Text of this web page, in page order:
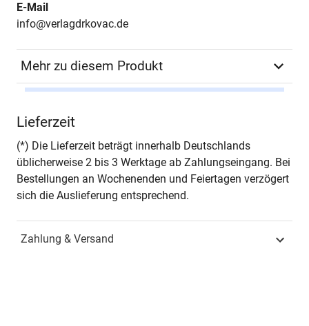
E-Mail
info@verlagdrkovac.de
Mehr zu diesem Produkt
Seiten 430
Jahr Hamburg 2013
Schriftenreihe
Lieferzeit
(*) Die Lieferzeit beträgt innerhalb Deutschlands
üblicherweise 2 bis 3 Werktage ab Zahlungseingang. Bei
Bestellungen an Wochenenden und Feiertagen verzögert
sich die Auslieferung entsprechend.
Zahlung & Versand